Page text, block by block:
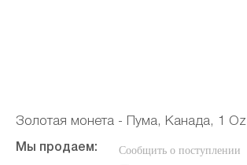
Золотая монета - Пума, Канада, 1 Oz
Мы продаем: Сообщить о поступлении